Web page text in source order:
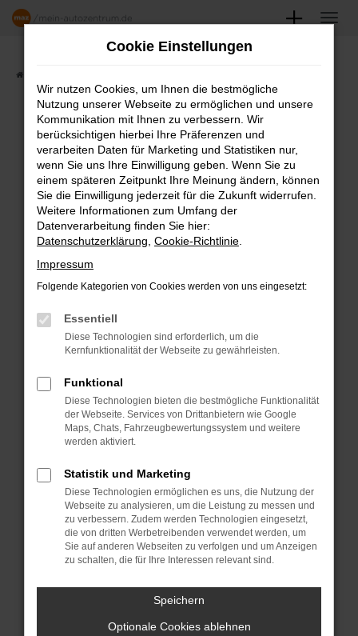
Zum
FAHRZEUGSHOWROOM
Fehler: Network Error
Beim Laden ist ein Fehler aufgetreten.
Hier sind ein paar Tipps, die dir helfen können:
Überprüfe deine Firewall und deine
Laden andere Webseiten, zum Beispiel
deine Suchmaschine?
Manche Erweiterungen, wie Werbeblocker,
können das Laden bestimmter Seiten
verhindern. Funktioniert die Seite in einem
anderen Browser oder in einem privaten
Starte dein Gerät neu.
Das kann manchmal helfen,
vorübergehende Probleme zu beheben.
Stelle sicher, dass dein Browser und dein
Betriebssystem auf dem neuesten Stand
sind.
Veraltete Software birgt nicht nur ein
Sicherheitsrisiko, sondern kann auch dazu
Cookie Einstellungen
Wir nutzen Cookies, um Ihnen die bestmögliche
Nutzung unserer Webseite zu ermöglichen und unsere
Kommunikation mit Ihnen zu verbessern. Wir
berücksichtigen hierbei Ihre Präferenzen und
verarbeiten Daten für Marketing und Statistiken nur,
wenn Sie uns Ihre Einwilligung geben. Wenn Sie zu
einem späteren Zeitpunkt Ihre Meinung ändern, können
Sie die Einwilligung jederzeit für die Zukunft widerrufen.
Weitere Informationen zum Umfang der
Datenverarbeitung finden Sie hier:
Datenschutzerklärung Cookie-Richtlinie
Impressum
Folgende Kategorien von Cookies werden von uns eingesetzt:
Essentiell
Diese Technologien sind erforderlich, um die
Kernfunktionalität der Webseite zu gewährleisten.
Funktional
Diese Technologien bieten die bestmögliche Funktionalität
der Webseite. Services von Drittanbietern wie Google
Maps, Chats, Fahrzeugbewertungssystem und weitere
werden aktiviert.
Statistik und Marketing
Diese Technologien ermöglichen es uns, die Nutzung der
Webseite zu analysieren, um die Leistung zu messen und
zu verbessern. Zudem werden Technologien eingesetzt,
die von dritten Werbetreibenden verwendet werden, um
Sie auf anderen Webseiten zu verfolgen und um Anzeigen
zu schalten, die für Ihre Interessen relevant sind.
Speichern
Optionale Cookies ablehnen